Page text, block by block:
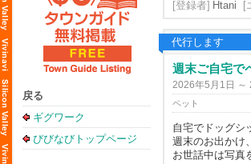
戻る
ギグワーク
びびなびトップページ
[登録者] Htani [
代行します
週末ご自宅で
2026年5月1日 ～
ペット
自宅でドッグシ
週末のお出かけ
お世話中は写真